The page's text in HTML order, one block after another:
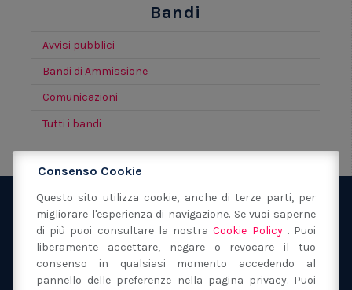
Bandi
Avvisi pubblici
Bandi di Ammissione
Comunicazioni
Tutti i bandi
Fondazione San Filippo Neri Modena
via Sant'Orsola
40 41121 Modena
(MO)
059 217149
segreteria@fondazionesanfilipponeri.it C.F.
Consenso Cookie
Questo sito utilizza cookie, anche di terze parti, per
migliorare l'esperienza di navigazione. Se vuoi saperne
di più puoi consultare la nostraCookie Policy . Puoi
liberamente accettare, negare o revocare il tuo
consenso in qualsiasi momento accedendo al
pannello delle preferenze nella pagina privacy. Puoi